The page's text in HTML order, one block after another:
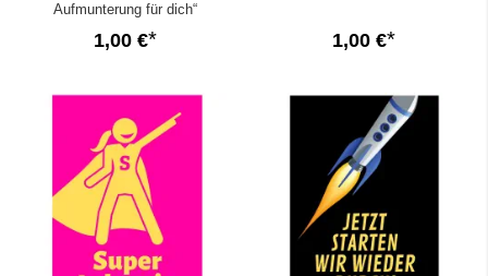
Aufmunterung für dich“
1,00 € 1,00 €